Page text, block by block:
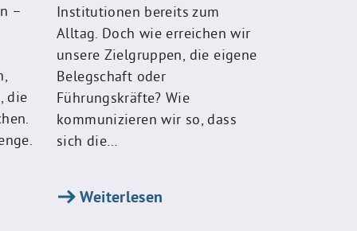
–
die
Institutionen bereits zum
Alltag. Doch wie erreichen wir
unsere Zielgruppen, die eigene
Belegschaft oder
Führungskräfte? Wie
kommunizieren wir so, dass
sich die…
Weiterlesen